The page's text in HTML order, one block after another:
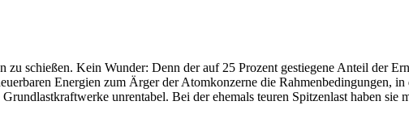
schießen. Kein Wunder: Denn der auf 25 Prozent gestiegene Anteil der
Energien zum Ärger der Atomkonzerne die Rahmenbedingungen,
unrentabel. Bei der ehemals teuren Spitzenlast haben